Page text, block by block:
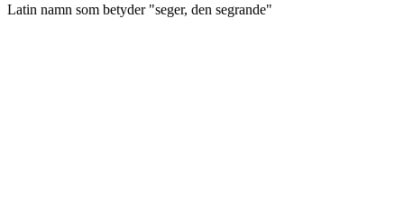
Latin namn som betyder "seger, den segrande"